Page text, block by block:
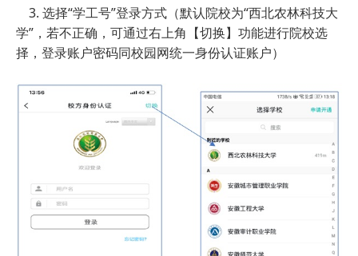
3. 选择“学工号”登录方式（默认院校为“西北农林科技大
学”，若不正确，可通过右上角【切换】功能进行院校选
择，登录账户密码同校园网统一身份认证账户）